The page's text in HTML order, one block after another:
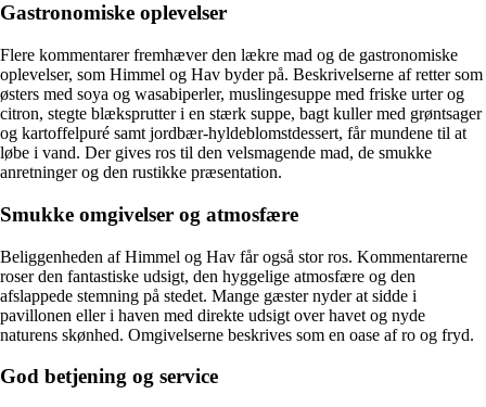
Gastronomiske oplevelser
Flere kommentarer fremhæver den lækre mad og de gastronomiske
oplevelser, som Himmel og Hav byder på. Beskrivelserne af retter som
østers med soya og wasabiperler, muslingesuppe med friske urter og
citron, stegte blæksprutter i en stærk suppe, bagt kuller med grøntsager
og kartoffelpuré samt jordbær-hyldeblomstdessert, får mundene til at
løbe i vand. Der gives ros til den velsmagende mad, de smukke
anretninger og den rustikke præsentation.
Smukke omgivelser og atmosfære
Beliggenheden af Himmel og Hav får også stor ros. Kommentarerne
roser den fantastiske udsigt, den hyggelige atmosfære og den
afslappede stemning på stedet. Mange gæster nyder at sidde i
pavillonen eller i haven med direkte udsigt over havet og nyde
naturens skønhed. Omgivelserne beskrives som en oase af ro og fryd.
God betjening og service